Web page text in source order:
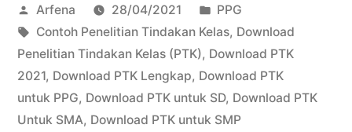
Kelas
(PTK)”
Posted
by
Arfena 28/04/2021
Posted
in
PPG
Tags:
Contoh Penelitian Tindakan Kelas, Download
Penelitian Tindakan Kelas (PTK), Download PTK
2021, Download PTK Lengkap, Download PTK
untuk PPG, Download PTK untuk SD, Download PTK
Untuk SMA, Download PTK untuk SMP